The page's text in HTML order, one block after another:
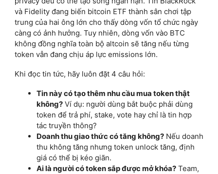
và Fidelity đang biến bitcoin ETF thành sân chơi tập
trung của hai ông lớn cho thấy dòng vốn tổ chức ngày
càng có ảnh hưởng. Tuy nhiên, dòng vốn vào BTC
không đồng nghĩa toàn bộ altcoin sẽ tăng nếu từng
token vẫn đang chịu áp lực emissions lớn.
Khi đọc tin tức, hãy luôn đặt 4 câu hỏi:
Tin này có tạo thêm nhu cầu mua token thật
không? Ví dụ: người dùng bắt buộc phải dùng
token để trả phí, stake, vote hay chỉ là tin hợp
tác truyền thông?
Doanh thu giao thức có tăng không? Nếu doanh
thu không tăng nhưng token unlock tăng, định
giá có thể bị kéo giãn.
Ai là người có token sắp được mở khóa? Team,